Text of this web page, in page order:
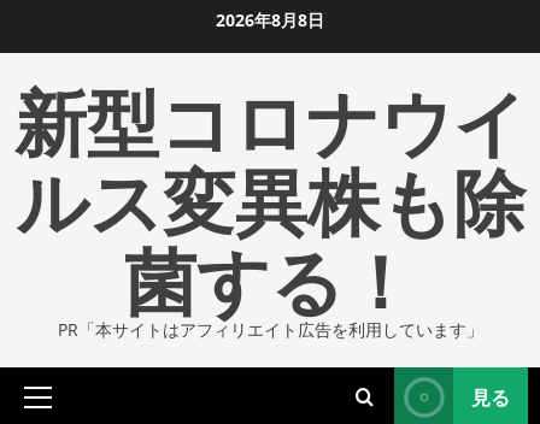
ン
ツ
ま
2026年8月8日
新型コロナウイ
ルス変異株も除
菌する！
PR「本サイトはアフィリエイト広告を利用しています」
プ
見る